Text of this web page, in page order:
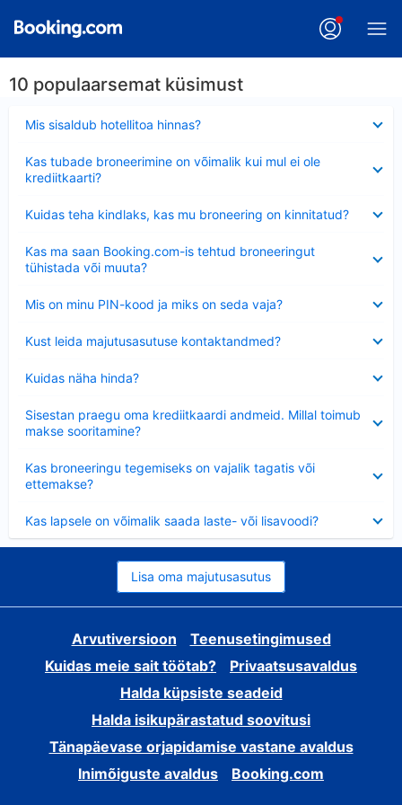
10 populaarsemat küsimust
Mis sisaldub hotellitoa hinnas?
Kas tubade broneerimine on võimalik kui mul ei ole
krediitkaarti?
Kuidas teha kindlaks, kas mu broneering on kinnitatud?
Kas ma saan Booking.com-is tehtud broneeringut
tühistada või muuta?
Mis on minu PIN-kood ja miks on seda vaja?
Kust leida majutusasutuse kontaktandmed?
Kuidas näha hinda?
Sisestan praegu oma krediitkaardi andmeid. Millal toimub
makse sooritamine?
Kas broneeringu tegemiseks on vajalik tagatis või
ettemakse?
Kas lapsele on võimalik saada laste- või lisavoodi?
Lisa oma majutusasutus
Arvutiversioon
Teenusetingimused
Kuidas meie sait töötab?
Privaatsusavaldus
Halda küpsiste seadeid
Halda isikupärastatud soovitusi
Tänapäevase orjapidamise vastane avaldus
Inimõiguste avaldus
Booking.com